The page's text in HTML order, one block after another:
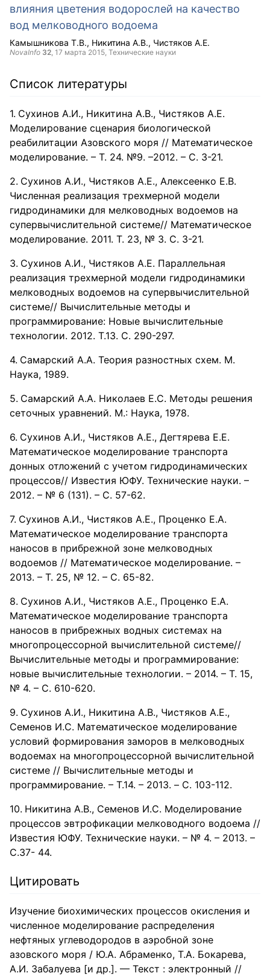
влияния цветения водорослей на качество
вод мелководного водоема
Камышникова Т.В. Никитина А.В. Чистяков А.Е.
NovaInfo 32, 17 марта 2015, Технические науки
Список литературы
Сухинов А.И., Никитина А.В., Чистяков А.Е.
Моделирование сценария биологической
реабилитации Азовского моря // Математическое
моделирование. – Т. 24. №9. –2012. – С. 3-21.
Сухинов А.И., Чистяков А.Е., Алексеенко Е.В.
Численная реализация трехмерной модели
гидродинамики для мелководных водоемов на
супервычислительной системе// Математическое
моделирование. 2011. Т. 23, № 3. С. 3-21.
Сухинов А.И., Чистяков А.Е. Параллельная
реализация трехмерной модели гидродинамики
мелководных водоемов на супервычислительной
системе// Вычислительные методы и
программирование: Новые вычислительные
технологии. 2012. Т.13. С. 290-297.
Самарский А.А. Теория разностных схем. М.
Наука, 1989.
Самарский А.А. Николаев Е.С. Методы решения
сеточных уравнений. М.: Наука, 1978.
Сухинов А.И., Чистяков А.Е., Дегтярева Е.Е.
Математическое моделирование транспорта
донных отложений с учетом гидродинамических
процессов// Известия ЮФУ. Технические науки. –
2012. – № 6 (131). – С. 57-62.
Сухинов А.И., Чистяков А.Е., Проценко Е.А.
Математическое моделирование транспорта
наносов в прибрежной зоне мелководных
водоемов // Математическое моделирование. –
2013. – Т. 25, № 12. – С. 65-82.
Сухинов А.И., Чистяков А.Е., Проценко Е.А.
Математическое моделирование транспорта
наносов в прибрежных водных системах на
многопроцессорной вычислительной системе//
Вычислительные методы и программирование:
новые вычислительные технологии. – 2014. – Т. 15,
№ 4. – С. 610-620.
Сухинов А.И., Никитина А.В., Чистяков А.Е.,
Семенов И.С. Математическое моделирование
условий формирования заморов в мелководных
водоемах на многопроцессорной вычислительной
системе // Вычислительные методы и
программирование. – Т.14. – 2013. – C. 103-112.
Никитина А.В., Семенов И.С. Моделирование
процессов эвтрофикации мелководного водоема //
Известия ЮФУ. Технические науки. – № 4. – 2013. –
С.37- 44.
Цитировать
Изучение биохимических процессов окисления и
численное моделирование распределения
нефтяных углеводородов в аэробной зоне
азовского моря / Ю.А. Абраменко, Т.А. Бокарева,
А.И. Забалуева [и др.]. — Текст : электронный //